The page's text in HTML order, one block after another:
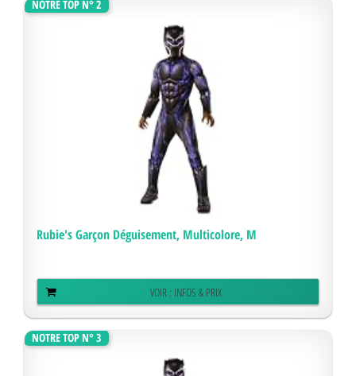
NOTRE TOP N° 2
Rubie's Garçon Déguisement, Multicolore, M
VOIR : INFOS & PRIX
NOTRE TOP N° 3